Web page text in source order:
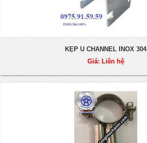
KẸP U CHANNEL INOX 304
Giá: Liên hệ